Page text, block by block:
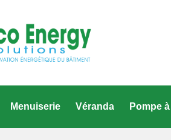
Menuiserie Véranda Pompe